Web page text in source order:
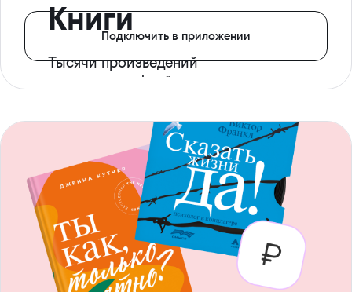
Книги
Тысячи произведений
с доступом офлайн
Подключить в приложении